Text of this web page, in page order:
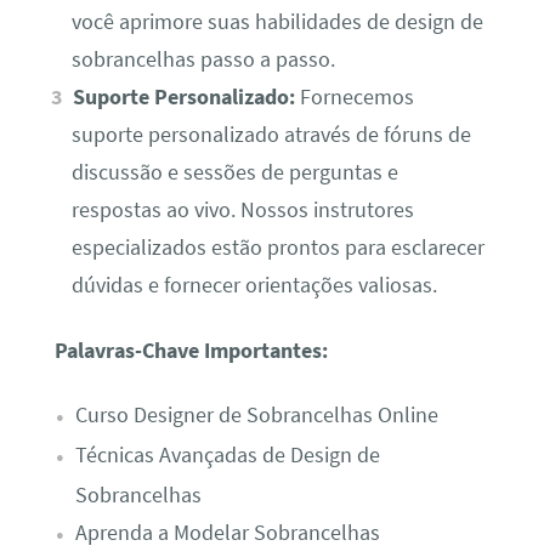
você aprimore suas habilidades de design de
sobrancelhas passo a passo.
Suporte Personalizado: Fornecemos
suporte personalizado através de fóruns de
discussão e sessões de perguntas e
respostas ao vivo. Nossos instrutores
especializados estão prontos para esclarecer
dúvidas e fornecer orientações valiosas.
Palavras-Chave Importantes:
Curso Designer de Sobrancelhas Online
Técnicas Avançadas de Design de
Sobrancelhas
Aprenda a Modelar Sobrancelhas